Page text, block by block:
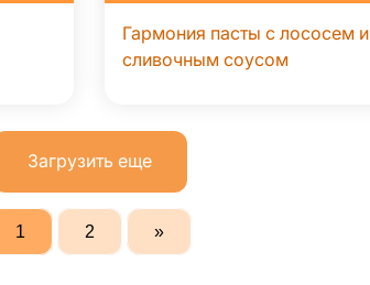
Гармония пасты с лососем и
сливочным соусом
Загрузить еще
1 2 »